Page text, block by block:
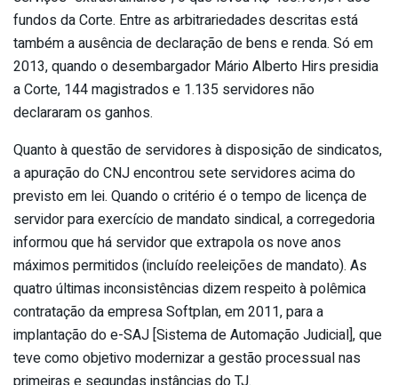
fundos da Corte. Entre as arbitrariedades descritas está
também a ausência de declaração de bens e renda. Só em
2013, quando o desembargador Mário Alberto Hirs presidia
a Corte, 144 magistrados e 1.135 servidores não
declararam os ganhos.
Quanto à questão de servidores à disposição de sindicatos,
a apuração do CNJ encontrou sete servidores acima do
previsto em lei. Quando o critério é o tempo de licença de
servidor para exercício de mandato sindical, a corregedoria
informou que há servidor que extrapola os nove anos
máximos permitidos (incluído reeleições de mandato). As
quatro últimas inconsistências dizem respeito à polêmica
contratação da empresa Softplan, em 2011, para a
implantação do e-SAJ [Sistema de Automação Judicial], que
teve como objetivo modernizar a gestão processual nas